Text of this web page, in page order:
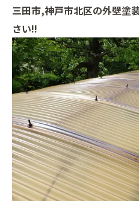
三田市,神戸市北区の外壁塗
さい!!